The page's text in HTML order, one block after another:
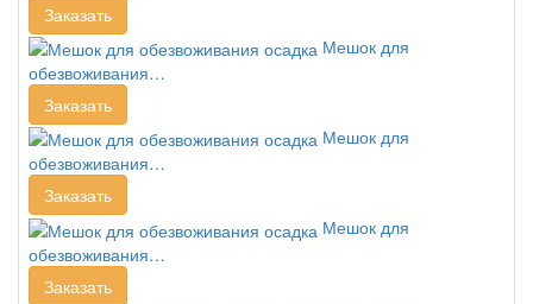
Заказать
Мешок для
обезвоживания…
Заказать
Мешок для
обезвоживания…
Заказать
Мешок для
обезвоживания…
Заказать